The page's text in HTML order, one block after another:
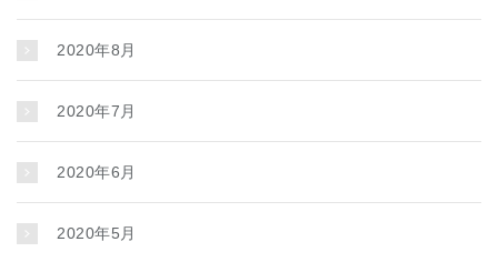
2020年8月
2020年7月
2020年6月
2020年5月